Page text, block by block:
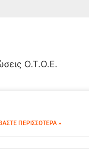
Ο.Τ.Ο.Ε.
ΠΕΡΙΣΣΌΤΕΡΑ »